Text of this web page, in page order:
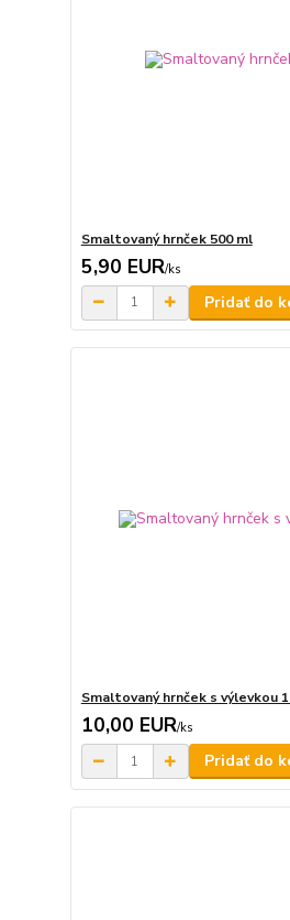
Smaltovaný hrnček 500 ml
5,90 EUR/ks
Pridať do
Smaltovaný hrnček s výlevkou
10,00 EUR/ks
Pridať do